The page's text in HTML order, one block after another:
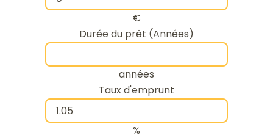
€
Durée du prêt (Années)
années
Taux d'emprunt
%